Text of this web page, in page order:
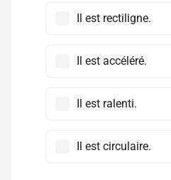
Il est rectiligne.
Il est accéléré.
Il est ralenti.
Il est circulaire.